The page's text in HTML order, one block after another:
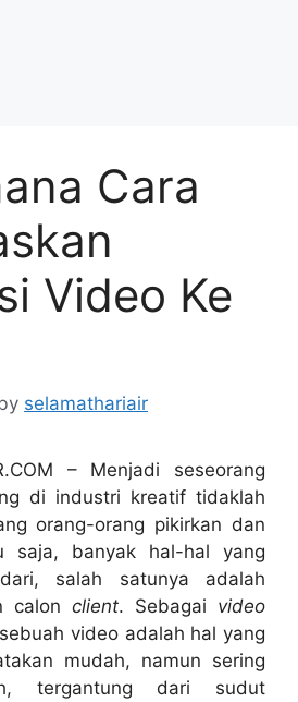
Cara
Video Ke
selamathariair
– Menjadi seseorang
di industri kreatif tidaklah
orang-orang pikirkan dan
saja, banyak hal-hal yang
salah satunya adalah
calon client. Sebagai video
video adalah hal yang
mudah, namun sering
tergantung dari sudut